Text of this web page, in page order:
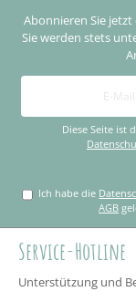
Abonnieren Sie
Sie werden stets
E-
Adresse
Diese Seite ist
Ich habe die
AGB
Service-Hotline
Unterstützung und